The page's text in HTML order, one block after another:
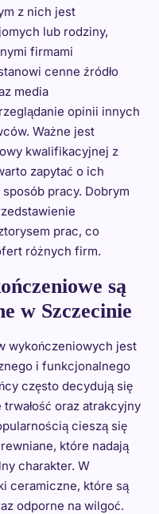
z nich jest
lub rodziny,
firmami
cenne źródło
media
opinii innych
Ważne jest
kwalifikacyjnej z
zapytać o ich
pracy. Dobrym
prac, co
różnych firm.
są
w Szczecinie
wykończeniowych jest
i funkcjonalnego
często decydują się
trwałość oraz atrakcyjny
cieszą się
które nadają
charakter. W
ceramiczne, które są
odporne na wilgoć.